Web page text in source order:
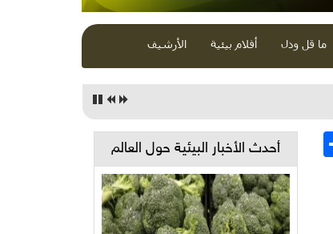
ما قل ودل أفلام بيئية الأرشيف
أحدث الأخبار البيئية حول العالم